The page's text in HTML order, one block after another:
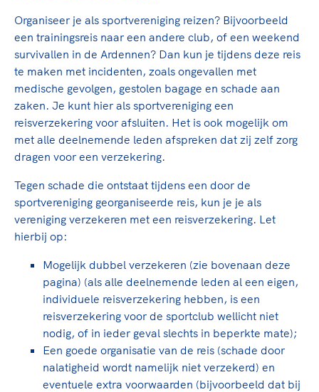
Organiseer je als sportvereniging reizen? Bijvoorbeeld
een trainingsreis naar een andere club, of een weekend
survivallen in de Ardennen? Dan kun je tijdens deze reis
te maken met incidenten, zoals ongevallen met
medische gevolgen, gestolen bagage en schade aan
zaken. Je kunt hier als sportvereniging een
reisverzekering voor afsluiten. Het is ook mogelijk om
met alle deelnemende leden afspreken dat zij zelf zorg
dragen voor een verzekering.
Tegen schade die ontstaat tijdens een door de
sportvereniging georganiseerde reis, kun je je als
vereniging verzekeren met een reisverzekering. Let
hierbij op:
Mogelijk dubbel verzekeren (zie bovenaan deze
pagina) (als alle deelnemende leden al een eigen,
individuele reisverzekering hebben, is een
reisverzekering voor de sportclub wellicht niet
nodig, of in ieder geval slechts in beperkte mate);
Een goede organisatie van de reis (schade door
nalatigheid wordt namelijk niet verzekerd) en
eventuele extra voorwaarden (bijvoorbeeld dat bij